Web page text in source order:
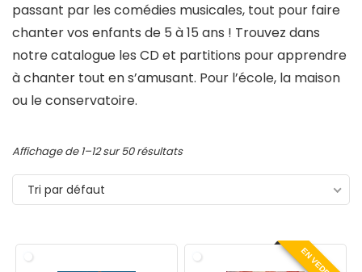
passant par les comédies musicales, tout pour faire
chanter vos enfants de 5 à 15 ans ! Trouvez dans
notre catalogue les CD et partitions pour apprendre
à chanter tout en s’amusant. Pour l’école, la maison
ou le conservatoire.
Affichage de 1–12 sur 50 résultats
Tri par défaut